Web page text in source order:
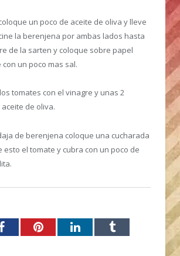
un poco de aceite de oliva y lleve
la berenjena por ambas lados hasta
de la sarten y coloque sobre papel
un poco mas sal.
tomates con el vinagre y unas 2
de oliva.
de berenjena coloque una cucharada
esto el tomate y cubra con un poco de
FacebookPinterestLinkedInTumblr